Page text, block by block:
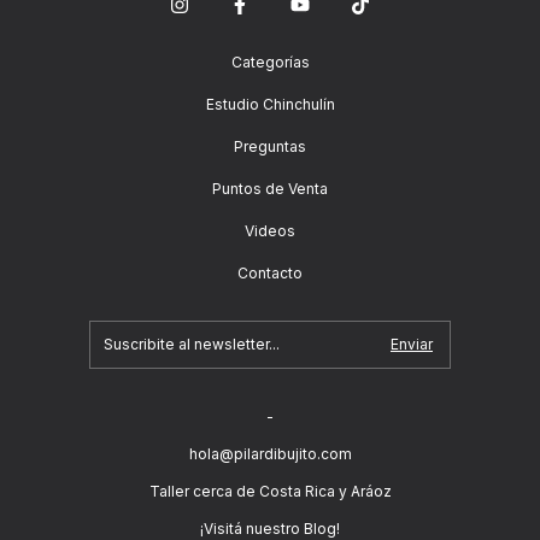
Categorías
Estudio Chinchulín
Preguntas
Puntos de Venta
Videos
Contacto
-
hola@pilardibujito.com
Taller cerca de Costa Rica y Aráoz
¡Visitá nuestro Blog!